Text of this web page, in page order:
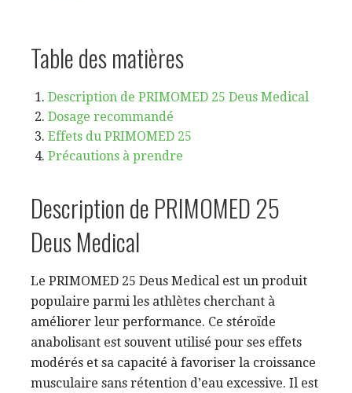
Table des matières
Description de PRIMOMED 25 Deus Medical
Dosage recommandé
Effets du PRIMOMED 25
Précautions à prendre
Description de PRIMOMED 25
Deus Medical
Le PRIMOMED 25 Deus Medical est un produit
populaire parmi les athlètes cherchant à
améliorer leur performance. Ce stéroïde
anabolisant est souvent utilisé pour ses effets
modérés et sa capacité à favoriser la croissance
musculaire sans rétention d’eau excessive. Il est